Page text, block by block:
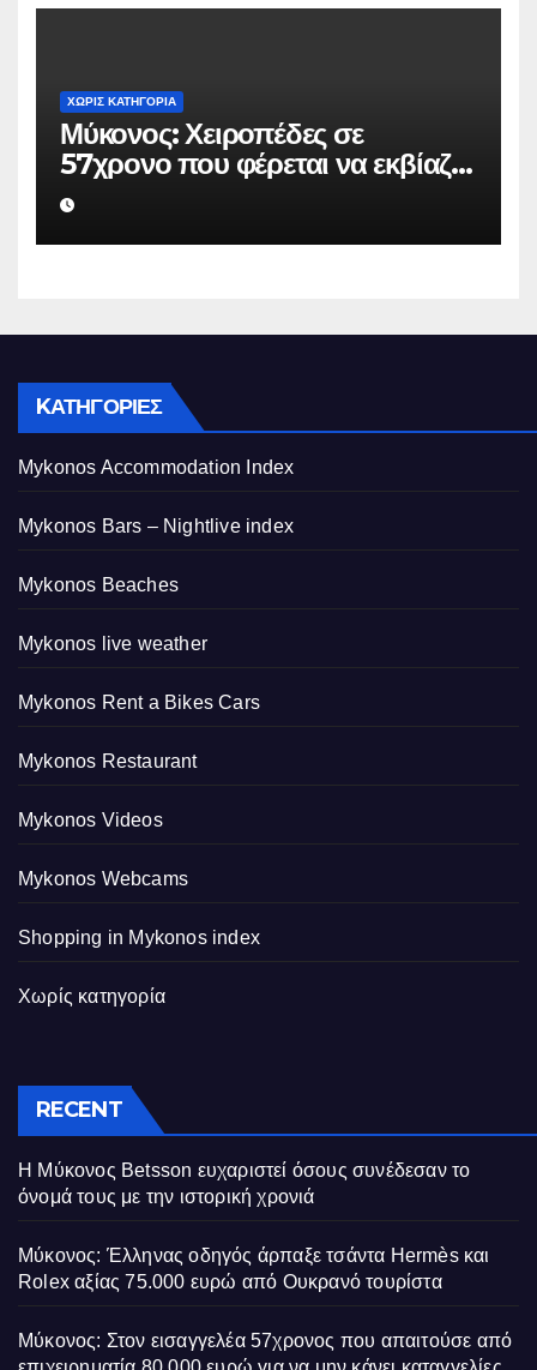
ΧΩΡΊΣ ΚΑΤΗΓΟΡΊΑ
Μύκονος: Χειροπέδες σε
57χρονο που φέρεται να εκβίαζε
επιχείρηση για να «θάψει»
ψευδείς καταγγελίες – Η παγίδα
που του έστησε η ΕΛ.ΑΣ.
KΑΤΗΓΟΡΊΕΣ
Mykonos Accommodation Index
Mykonos Bars – Nightlive index
Mykonos Beaches
Mykonos live weather
Mykonos Rent a Bikes Cars
Mykonos Restaurant
Mykonos Videos
Mykonos Webcams
Shopping in Mykonos index
Χωρίς κατηγορία
RECENT
Η Μύκονος Betsson ευχαριστεί όσους συνέδεσαν το
όνομά τους με την ιστορική χρονιά
Μύκονος: Έλληνας οδηγός άρπαξε τσάντα Hermès και
Rolex αξίας 75.000 ευρώ από Ουκρανό τουρίστα
Μύκονος: Στον εισαγγελέα 57χρονος που απαιτούσε από